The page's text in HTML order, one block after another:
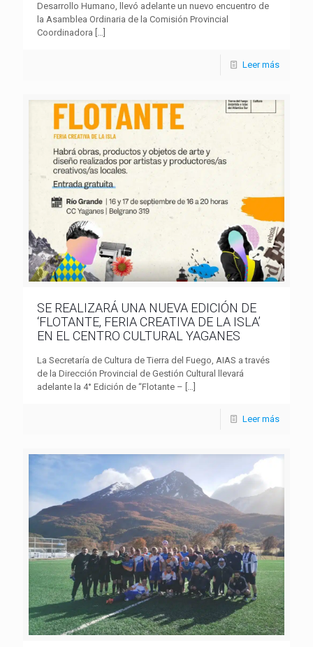
Desarrollo Humano, llevó adelante un nuevo encuentro de
la Asamblea Ordinaria de la Comisión Provincial
Coordinadora […]
Leer más
SE REALIZARÁ UNA NUEVA EDICIÓN DE
‘FLOTANTE, FERIA CREATIVA DE LA ISLA’
EN EL CENTRO CULTURAL YAGANES
La Secretaría de Cultura de Tierra del Fuego, AIAS a través
de la Dirección Provincial de Gestión Cultural llevará
adelante la 4° Edición de “Flotante – […]
Leer más